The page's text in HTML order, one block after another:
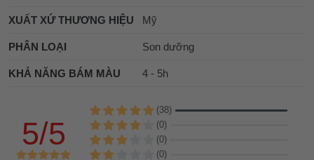
XUẤT XỨ THƯƠNG HIỆU Mỹ
PHÂN LOẠI Son dưỡng
KHẢ NĂNG BÁM MÀU 4 - 5h
5/5
(38)
(0)
(0)
(0)